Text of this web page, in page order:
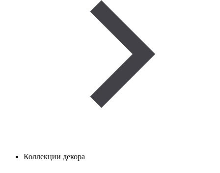
Коллекции декора